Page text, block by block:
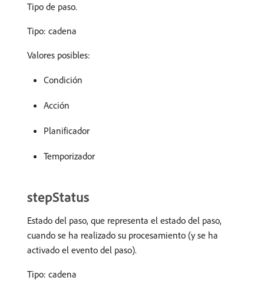
Tipo de paso.
Tipo: cadena
Valores posibles:
Condición
Acción
Planificador
Temporizador
stepStatus
Estado del paso, que representa el estado del paso,
cuando se ha realizado su procesamiento (y se ha
activado el evento del paso).
Tipo: cadena